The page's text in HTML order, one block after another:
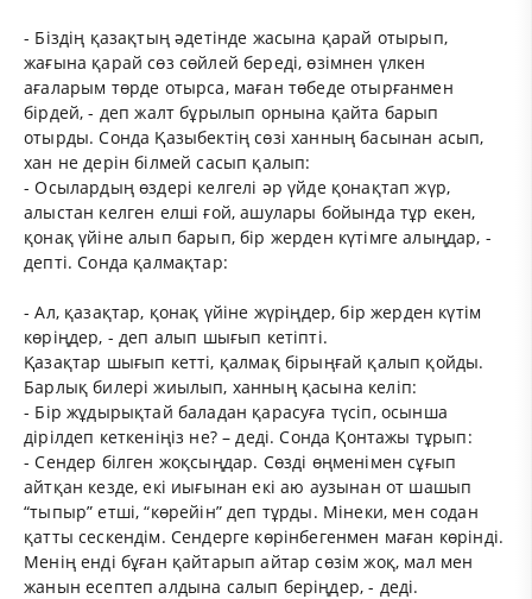
- Біздің қазақтың әдетінде жасына қарай отырып,
жағына қарай сөз сөйлей береді, өзімнен үлкен
ағаларым төрде отырса, маған төбеде отырғанмен
бірдей, - деп жалт бұрылып орнына қайта барып
отырды. Сонда Қазыбектің сөзі ханның басынан асып,
хан не дерін білмей сасып қалып:
- Осылардың өздері келгелі әр үйде қонақтап жүр,
алыстан келген елші ғой, ашулары бойында тұр екен,
қонақ үйіне алып барып, бір жерден күтімге алыңдар, -
депті. Сонда қалмақтар:
- Ал, қазақтар, қонақ үйіне жүріңдер, бір жерден күтім
көріңдер, - деп алып шығып кетіпті.
Қазақтар шығып кетті, қалмақ бірыңғай қалып қойды.
Барлық билері жиылып, ханның қасына келіп:
- Бір жұдырықтай баладан қарасуға түсіп, осынша
дірілдеп кеткеніңіз не? – деді. Сонда Қонтажы тұрып:
- Сендер білген жоқсыңдар. Сөзді өңменімен сұғып
айтқан кезде, екі иығынан екі аю аузынан от шашып
“тыпыр” етші, “көрейін” деп тұрды. Мінеки, мен содан
қатты сескендім. Сендерге көрінбегенмен маған көрінді.
Менің енді бұған қайтарып айтар сөзім жоқ, мал мен
жанын есептеп алдына салып беріңдер, - деді.